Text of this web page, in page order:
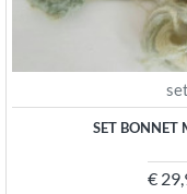
set
SET BONNET
€